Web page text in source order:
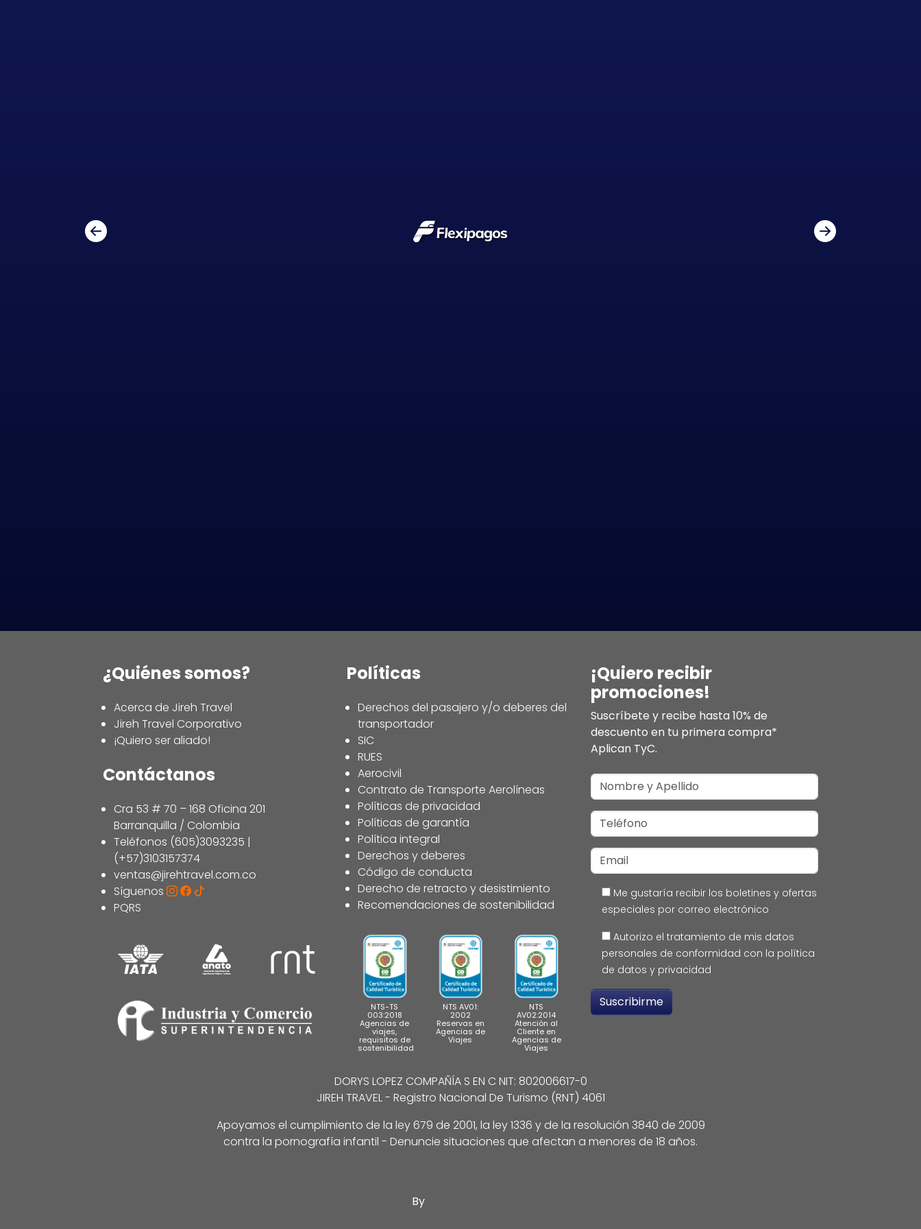
¿Quiénes somos?
Acerca de Jireh Travel
Jireh Travel Corporativo
¡Quiero ser aliado!
Contáctanos
Cra 53 # 70 – 168 Oficina 201
Barranquilla / Colombia
Teléfonos (605)3093235 |
(+57)3103157374
ventas@jirehtravel.com.co
Síguenos
PQRS
Políticas
Derechos del pasajero y/o deberes del
transportador
SIC
RUES
Aerocivil
Contrato de Transporte Aerolíneas
Políticas de privacidad
Políticas de garantía
Política integral
Derechos y deberes
Código de conducta
Derecho de retracto y desistimiento
Recomendaciones de sostenibilidad
NTS-TS
003:2018
Agencias de
viajes,
requisitos de
sostenibilidad
NTS AV01:
2002
Reservas en
Agencias de
Viajes
NTS
AV02:2014
Atención al
Cliente en
Agencias de
Viajes
¡Quiero recibir
promociones!
Suscríbete y recibe hasta 10% de
descuento en tu primera compra*
Aplican TyC.
Me gustaría recibir los boletines y ofertas
especiales por correo electrónico
Autorizo el tratamiento de mis datos
personales de conformidad con la política
de datos y privacidad
DORYS LOPEZ COMPAÑÍA S EN C NIT: 802006617-0
JIREH TRAVEL - Registro Nacional De Turismo (RNT) 4061
Apoyamos el cumplimiento de la ley 679 de 2001, la ley 1336 y de la resolución 3840 de 2009
contra la pornografía infantil - Denuncie situaciones que afectan a menores de 18 años.
By